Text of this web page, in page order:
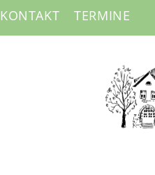
KONTAKT TERMINE